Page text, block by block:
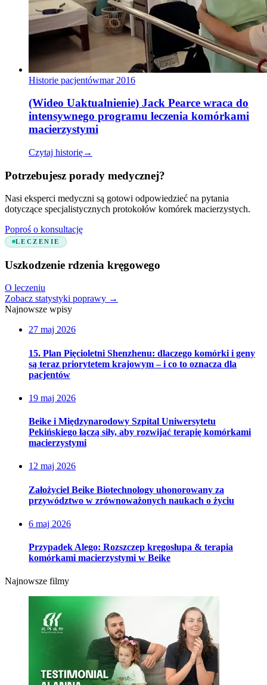
Historie pacjentówmar 2016
(Wideo Uaktualnienie) Jack Pearce wraca do
intensywnego programu leczenia komórkami
macierzystymi
Czytaj historię→
Potrzebujesz porady medycznej?
Nasi eksperci medyczni są gotowi odpowiedzieć na pytania
dotyczące specjalistycznych protokołów komórek macierzystych.
Poproś o konsultację
LECZENIE
Uszkodzenie rdzenia kręgowego
O leczeniu
Zobacz statystyki poprawy →
Najnowsze wpisy
27 maj 2026
15. Plan Pięcioletni Shenzhenu: dlaczego komórki i geny
są teraz priorytetem krajowym – i co to oznacza dla
pacjentów
19 maj 2026
Beike i Międzynarodowy Szpital Uniwersytetu
Pekińskiego łączą siły, aby rozwijać terapię komórkami
macierzystymi
12 maj 2026
Założyciel Beike Biotechnology uhonorowany za
przywództwo w zrównoważonych naukach o życiu
6 maj 2026
Przypadek Alego: Rozszczep kręgosłupa & terapia
komórkami macierzystymi w Beike
Najnowsze filmy